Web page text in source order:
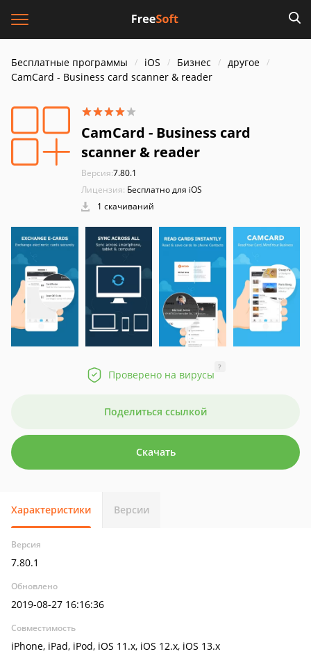
Бесплатные программы iOS Бизнес
другое
CamCard - Business card scanner & reader
CamCard - Business card
scanner & reader
Версия:7.80.1
Лицензия: Бесплатно для iOS
1 скачиваний
Проверено на вирусы
?
Поделиться ссылкой
Скачать
Характеристики Версии
Версия
7.80.1
Обновлено
2019-08-27 16:16:36
Совместимость
iPhone, iPad, iPod, iOS 11.x, iOS 12.x, iOS 13.x